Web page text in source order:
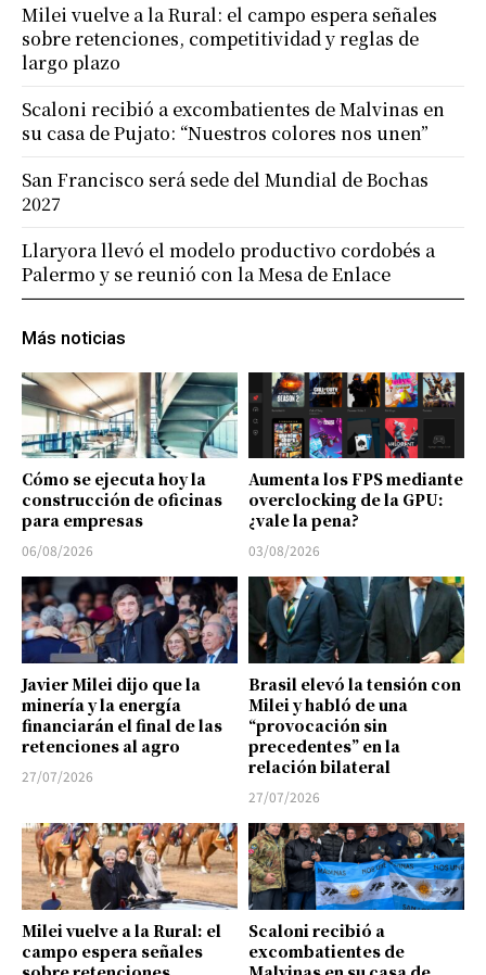
Más noticias
Cómo se ejecuta hoy la
construcción de oficinas
para empresas
06/08/2026
Aumenta los FPS mediante
overclocking de la GPU:
¿vale la pena?
03/08/2026
Javier Milei dijo que la
minería y la energía
financiarán el final de las
retenciones al agro
27/07/2026
Brasil elevó la tensión con
Milei y habló de una
“provocación sin
precedentes” en la
relación bilateral
27/07/2026
Milei vuelve a la Rural: el
campo espera señales
Scaloni recibió a
excombatientes de
Milei vuelve a la Rural: el campo espera señales
sobre retenciones, competitividad y reglas de
largo plazo
Scaloni recibió a excombatientes de Malvinas en
su casa de Pujato: “Nuestros colores nos unen”
San Francisco será sede del Mundial de Bochas
2027
Llaryora llevó el modelo productivo cordobés a
Palermo y se reunió con la Mesa de Enlace